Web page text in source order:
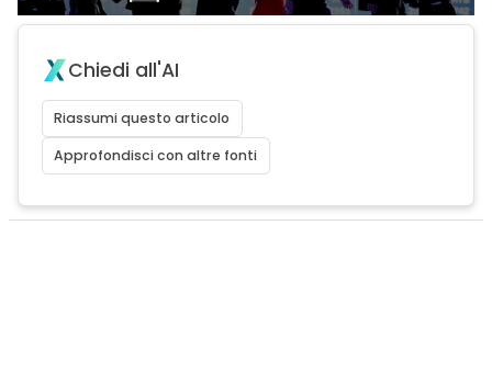
Chiedi all'AI
Riassumi questo articolo
Approfondisci con altre fonti